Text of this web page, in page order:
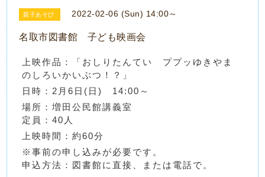
親子あそび 2022-02-06 (Sun) 14:00～
名取市図書館 子ども映画会
上映作品：「おしりたんてい ププッゆきやま
のしろいかいぶつ！？」
日時：2月6日(日) 14:00～
場所：増田公民館講義室
定員：40人
上映時間：約60分
※事前の申し込みが必要です。
申込方法：図書館に直接、または電話で。